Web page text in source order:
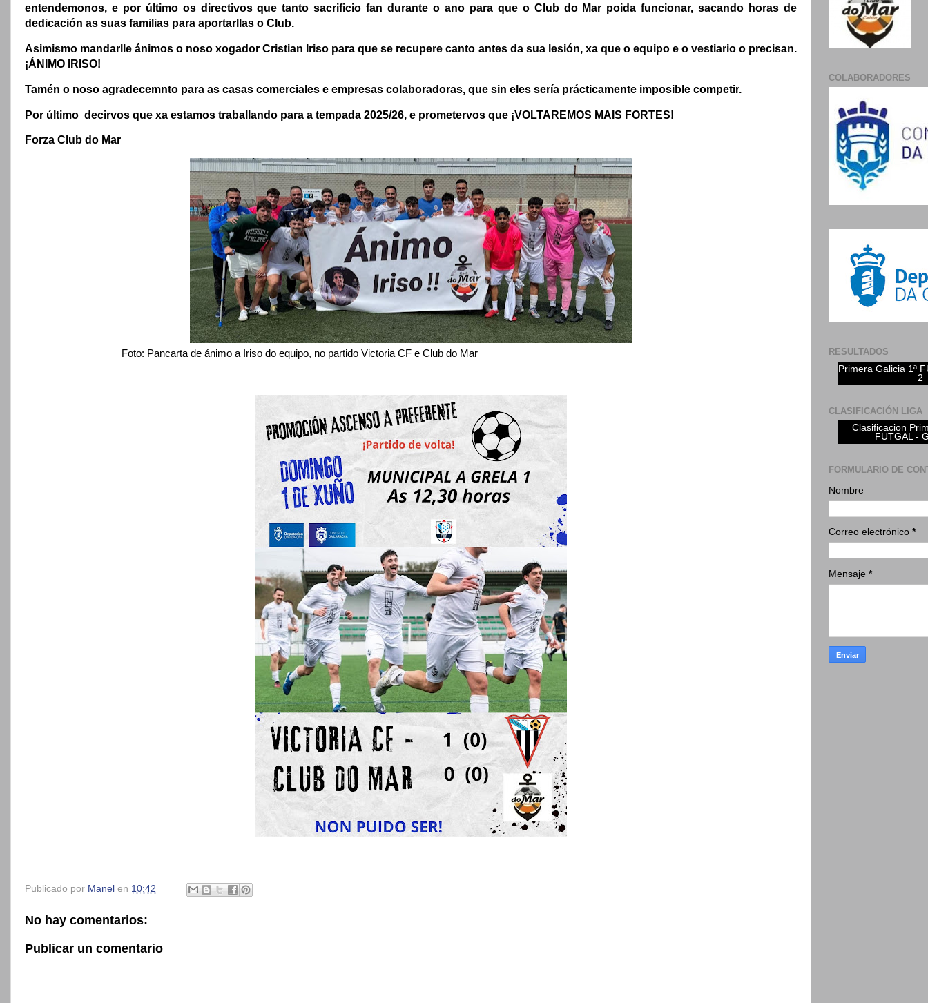
entendemonos, e por último os directivos que tanto sacrificio fan durante o ano para que o Club do Mar poida funcionar, sacando horas de
dedicación as suas familias para aportarllas o Club.
Asimismo mandarlle ánimos o noso xogador Cristian Iriso para que se recupere canto antes da sua lesión, xa que o equipo e o vestiario o precisan.
¡ÁNIMO IRISO!
Tamén o noso agradecemnto para as casas comerciales e empresas colaboradoras, que sin eles sería prácticamente imposible competir.
Por último decirvos que xa estamos traballando para a tempada 2025/26, e prometervos que ¡VOLTAREMOS MAIS FORTES!
Forza Club do Mar
Foto: Pancarta de ánimo a Iriso do equipo, no partido Victoria CF e Club do Mar
Publicado por Manel en 10:42
No hay comentarios:
Publicar un comentario
COLABORADORES
RESULTADOS
Primera Galicia 1ª
2
CLASIFICACIÓN LIGA
Clasificacion
FUTGAL -
FORMULARIO DE
Nombre
Correo electrónico *
Mensaje *